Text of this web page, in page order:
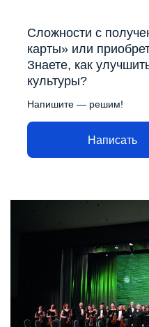
Сложности с
карты» или
Знаете, как
культуры?
Напишите — решим!
Написать